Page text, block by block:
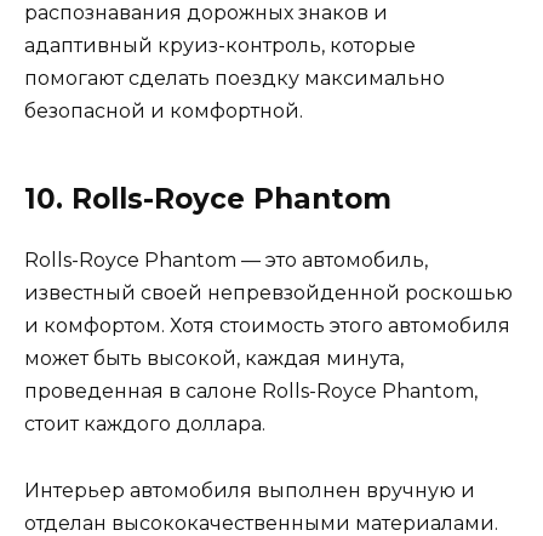
распознавания дорожных знаков и
адаптивный круиз-контроль, которые
помогают сделать поездку максимально
безопасной и комфортной.
10. Rolls-Royce Phantom
Rolls-Royce Phantom — это автомобиль,
известный своей непревзойденной роскошью
и комфортом. Хотя стоимость этого автомобиля
может быть высокой, каждая минута,
проведенная в салоне Rolls-Royce Phantom,
стоит каждого доллара.
Интерьер автомобиля выполнен вручную и
отделан высококачественными материалами.